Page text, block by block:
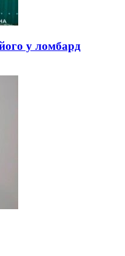
у ломбард